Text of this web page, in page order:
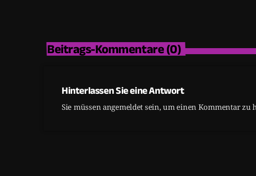
Beitrags-Kommentare (0)
Hinterlassen Sie eine Antwort
Sie müssen angemeldet sein, um einen Kommentar zu